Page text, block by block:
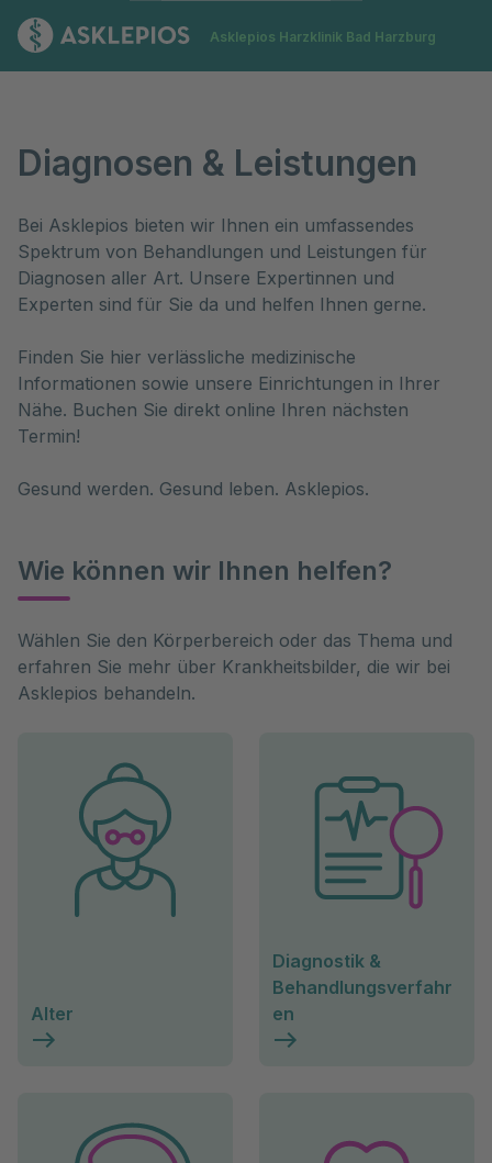
Zur Startseite
Asklepios Harzklinik Bad Harzburg
Diagnosen & Leistungen
Bei Asklepios bieten wir Ihnen ein umfassendes
Spektrum von Behandlungen und Leistungen für
Diagnosen aller Art. Unsere Expertinnen und
Experten sind für Sie da und helfen Ihnen gerne.
Finden Sie hier verlässliche medizinische
Informationen sowie unsere Einrichtungen in Ihrer
Nähe. Buchen Sie direkt online Ihren nächsten
Termin!
Gesund werden. Gesund leben. Asklepios.
Wie können wir Ihnen helfen?
Wählen Sie den Körperbereich oder das Thema und
erfahren Sie mehr über Krankheitsbilder, die wir bei
Asklepios behandeln.
Alter
Diagnostik &
Behandlungsverfahr
en